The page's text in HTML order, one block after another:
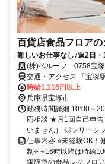
百貨店食品フロア
難しいお仕事なし♪週2日
(株)ベルーフ 0758宝
交通・アクセス 「宝塚
時給1,116円以上
兵庫県宝塚市
勤務時間詳細 10:00～
応相談 ★月1回自己申
いません） ◎フリーシ
仕事内容 ⭐未経験OK！
制⭐ ⭐16時以降は時給
塚阪急の食品レジフロ